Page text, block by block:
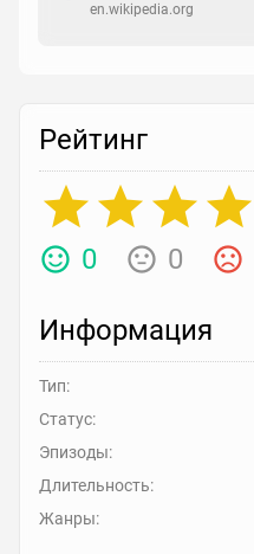
en.wikipedia.org
Рейтинг
0 0
Информация
Тип:
Статус:
Эпизоды:
Длительность:
Жанры: